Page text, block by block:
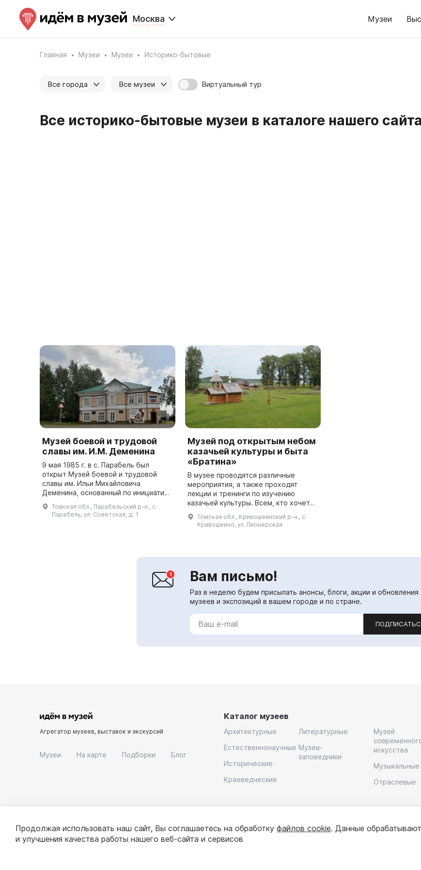
Москва Музеи
Главная Музеи Музеи Историко-бытовые
Все города Все музеи Виртуальный тур
Все историко-бытовые музеи в каталоге нашего
Музей боевой и трудовой
славы им. И.М. Деменина
9 мая 1985 г. в с. Парабель был
открыт Музей боевой и трудовой
славы им. Ильи Михайловича
Деменина, основанный по инициативе
ветерана Великой Отечественной
войны 1941–1945 гг. Сбор материала
для музея...
Томская обл., Парабельский р-н., с.
Парабель, ул. Советская, д. 1
Музей под открытым небом
казачьей культуры и быта
«Братина»
В музее проводятся различные
мероприятия, а также проходят
лекции и тренинги по изучению
казачьей культуры. Всем, кто хочет
узнать о казачьей культуре и быте,
музей «Братина» предлагает
приятное и поз...
Томская обл., Кривошеинский р-н., с.
Кривошеино, ул. Пионерская
Вам письмо!
Раз в неделю будем присылать анонсы, блоги, акции и обновления
музеев и экспозиций в вашем городе и по стране.
Агрегатор музеев, выставок и экскурсий
Музеи На карте Подборки Блог
Каталог музеев
Архитектурные
Естественнонаучные
Исторические
Краеведческие
Литературные
Музеи-
заповедники
Музей
искусства
Музыкальные
Отраслевые
Продолжая использовать наш сайт, Вы соглашаетесь на обработку файлов cookie. Данные
и улучшения качества работы нашего веб-сайта и сервисов